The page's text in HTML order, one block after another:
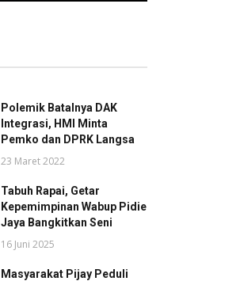
Polemik Batalnya DAK
Integrasi, HMI Minta
Pemko dan DPRK Langsa
23 Maret 2022
Tabuh Rapai, Getar
Kepemimpinan Wabup Pidie
Jaya Bangkitkan Seni
16 Juni 2025
Masyarakat Pijay Peduli